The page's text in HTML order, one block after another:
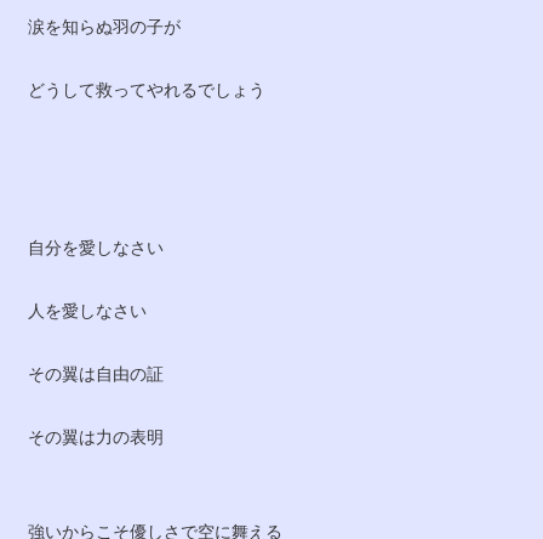
涙を知らぬ羽の子が
どうして救ってやれるでしょう
自分を愛しなさい
人を愛しなさい
その翼は自由の証
その翼は力の表明
強いからこそ優しさで空に舞える